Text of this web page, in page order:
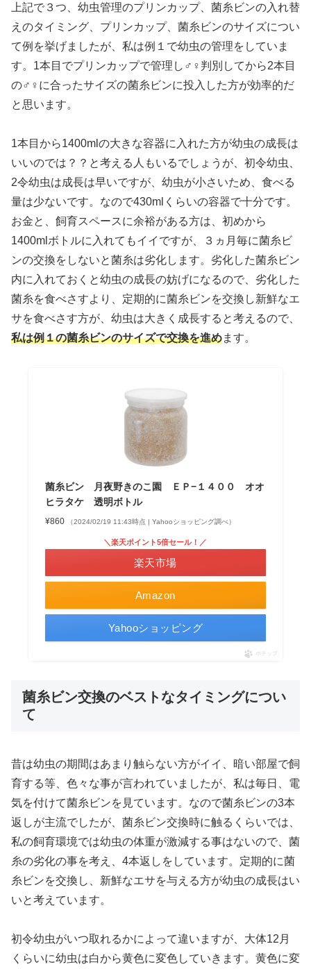
上記で３つ、幼虫管理のプリンカップ、菌糸ビンの入れ替
えのタイミング、プリンカップ、菌糸ビンのサイズについ
て例を挙げましたが、私は例１で幼虫の管理をしていま
す。1本目でプリンカップで管理し♂♀判別してから2本目
の♂♀に合ったサイズの菌糸ビンに投入した方が効率的だ
と思います。
1本目から1400mlの大きな容器に入れた方が幼虫の成長は
いいのでは？？と考える人もいるでしょうが、初令幼虫、
2令幼虫は成長は早いですが、幼虫が小さいため、食べる
量は少ないです。なので430mlくらいの容器で十分です。
お金と、飼育スペースに余裕がある方は、初めから
1400mlボトルに入れてもイイですが、３ヵ月毎に菌糸ビ
ンの交換をしないと菌糸は劣化します。劣化した菌糸ビン
内に入れておくと幼虫の成長の妨げになるので、劣化した
菌糸を食べさすより、定期的に菌糸ビンを交換し新鮮なエ
サを食べさす方が、幼虫は大きく成長すると考えるので、
私は例１の菌糸ビンのサイズで交換を進めます。
菌糸ビン 月夜野きのこ園 ＥＰ−１４００ オオ
ヒラタケ 透明ボトル
¥860 （2024/02/19 11:43時点 | Yahooショッピング調べ）
Amazon
＼楽天ポイント5倍セール！／
楽天市場
Yahooショッピング
ポチップ
菌糸ビン交換のベストなタイミングについ
て
昔は幼虫の期間はあまり触らない方がイイ、暗い部屋で飼
育する等、色々な事が言われていましたが、私は毎日、電
気を付けて菌糸ビンを見ています。なので菌糸ビンの3本
返しが主流でしたが、菌糸ビン交換時に触るくらいでは、
私の飼育環境では幼虫の体重が激減する事はないので、菌
糸の劣化の事を考え、4本返しをしています。定期的に菌
糸ビンを交換し、新鮮なエサを与える方が幼虫の成長はい
いと考えています。
初令幼虫がいつ取れるかによって違いますが、大体12月
くらいに幼虫は白から黄色に変色していきます。黄色に変